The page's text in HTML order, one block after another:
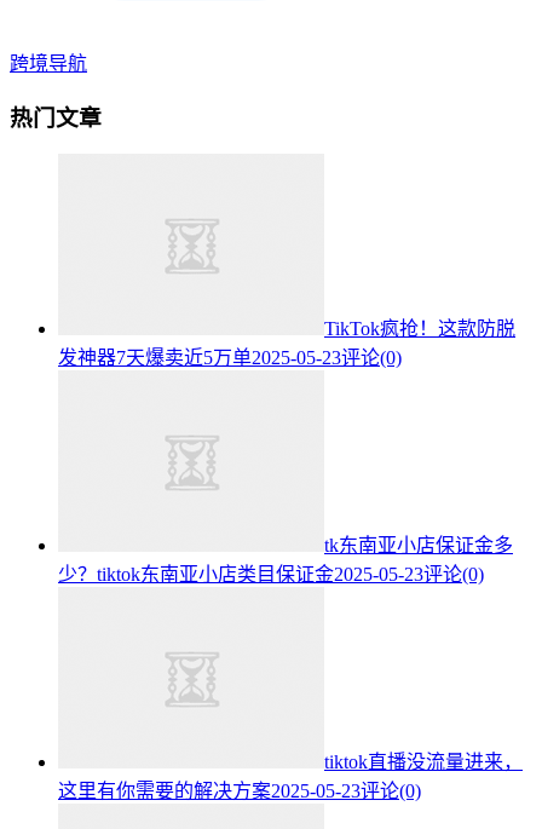
跨境导航
热门文章
TikTok疯抢！这款防脱
发神器7天爆卖近5万单2025-05-23评论(0)
tk东南亚小店保证金多
少？tiktok东南亚小店类目保证金2025-05-23评论(0)
tiktok直播没流量进来，
这里有你需要的解决方案2025-05-23评论(0)